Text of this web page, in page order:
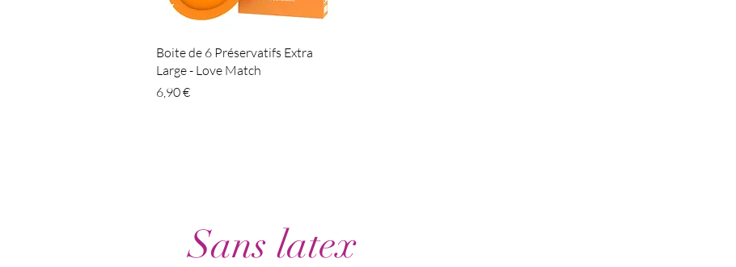
Aperçu rapide
Boite de 6 Préservatifs Extra
Large - Love Match
Prix
6,90 €
Sans latex